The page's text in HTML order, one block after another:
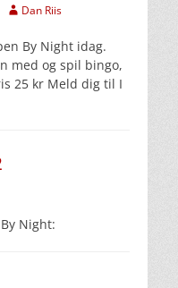
Forfatter
Dan Riis
By Night idag.
med og spil bingo,
25 kr Meld dig til I
Night: